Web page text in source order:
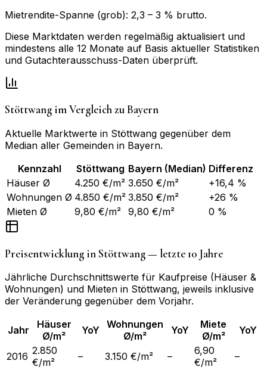
Mietrendite-Spanne (grob): 2,3 – 3 % brutto.
Diese Marktdaten werden regelmäßig aktualisiert und
mindestens alle 12 Monate auf Basis aktueller Statistiken
und Gutachterausschuss-Daten überprüft.
Stöttwang im Vergleich zuBayern
Aktuelle Marktwerte in Stöttwang gegenüber dem
Median aller Gemeinden in Bayern.
Kennzahl
Stöttwang Bayern (Median) Differenz
Häuser Ø
4.250 €/m² 3.650 €/m²
+16,4 %
Wohnungen Ø 4.850 €/m² 3.850 €/m²
+26 %
Mieten Ø
9,80 €/m² 9,80 €/m² 0 %
Preisentwicklung in Stöttwang— letzte 10 Jahre
Jährliche Durchschnittswerte für Kaufpreise (Häuser &
Wohnungen) und Mieten in Stöttwang, jeweils inklusive
der Veränderung gegenüber dem Vorjahr.
Jahr
Häuser
Ø/m²
YoY
Wohnungen
Ø/m²
YoY
Miete
Ø/m²
YoY
2016 2.850
€/m²
– 3.150 €/m² –
6,90
€/m²
–